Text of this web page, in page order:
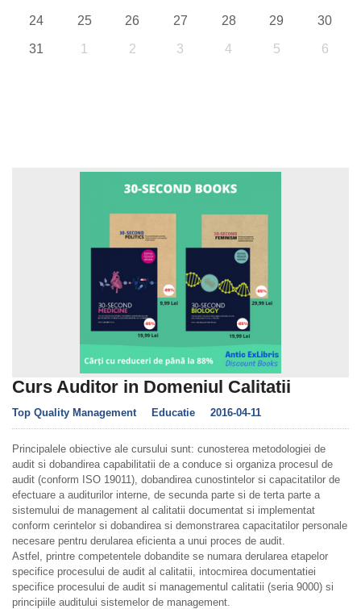
24 25 26 27 28 29 30
31 1 2 3 4 5 6
Curs Auditor in Domeniul Calitatii
Top Quality Management Educatie 2016-04-11
Principalele obiective ale cursului sunt: cunosterea metodologiei de
audit si dobandirea capabilitatii de a conduce si organiza procesul de
audit (conform ISO 19011), dobandirea cunostintelor si capacitatilor de
efectuare a auditurilor interne, de secunda parte si de terta parte a
sistemului de management al calitatii documentat si implementat
conform cerintelor si dobandirea si demonstrarea capacitatilor personale
necesare pentru derularea eficienta a unui proces de audit.
Astfel, printre competentele dobandite se numara derularea etapelor
specifice procesului de audit al calitatii, intocmirea documentatiei
specifice procesului de audit si managementul calitatii (seria 9000) si
principiile auditului sistemelor de management.